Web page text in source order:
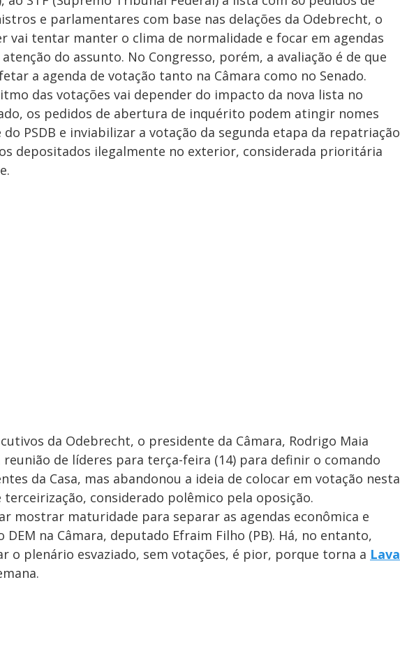
e parlamentares com base nas delações da Odebrecht, o
vai tentar manter o clima de normalidade e focar em agendas
do assunto. No Congresso, porém, a avaliação é de que
a agenda de votação tanto na Câmara como no Senado.
das votações vai depender do impacto da nova lista no
os pedidos de abertura de inquérito podem atingir nomes
PSDB e inviabilizar a votação da segunda etapa da repatriação
depositados ilegalmente no exterior, considerada prioritária
da Odebrecht, o presidente da Câmara, Rodrigo Maia
reunião de líderes para terça-feira (14) para definir o comando
da Casa, mas abandonou a ideia de colocar em votação nesta
considerado polêmico pela oposição.
mostrar maturidade para separar as agendas econômica e
na Câmara, deputado Efraim Filho (PB). Há, no entanto,
o plenário esvaziado, sem votações, é pior, porque torna a Lava